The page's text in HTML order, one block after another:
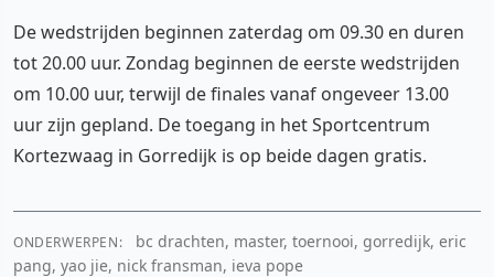
De wedstrijden beginnen zaterdag om 09.30 en duren
tot 20.00 uur. Zondag beginnen de eerste wedstrijden
om 10.00 uur, terwijl de finales vanaf ongeveer 13.00
uur zijn gepland. De toegang in het Sportcentrum
Kortezwaag in Gorredijk is op beide dagen gratis.
ONDERWERPEN:
bc drachten, master, toernooi, gorredijk, eric
pang, yao jie, nick fransman, ieva pope